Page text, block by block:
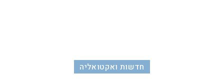
חדשות ואקטואליה